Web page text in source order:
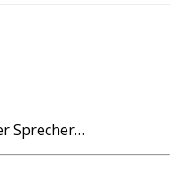
Sprecher…